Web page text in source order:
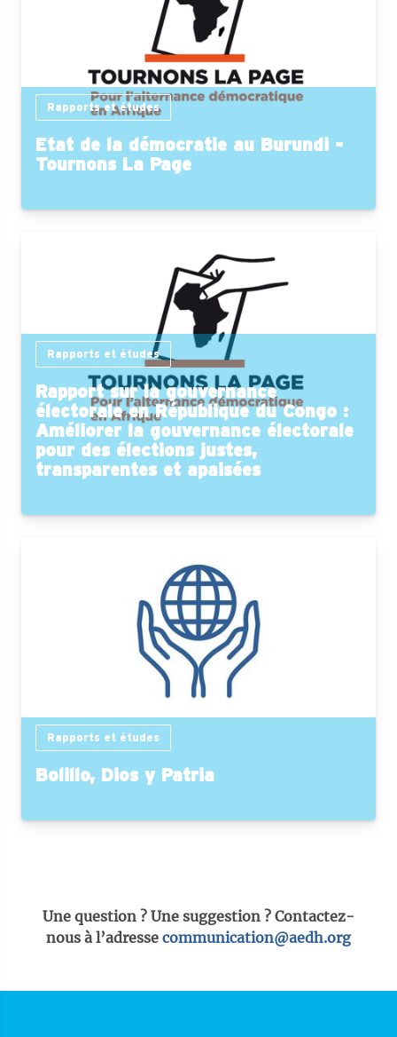
Rapports et études
Etat de la démocratie au Burundi -
Tournons La Page
Rapports et études
Rapport sur la gouvernance
électorale en République du Congo :
Améliorer la gouvernance électorale
pour des élections justes,
transparentes et apaisées
Rapports et études
Bolillo, Dios y Patria
Une question ? Une suggestion ? Contactez-
nous à l’adresse communication@aedh.org